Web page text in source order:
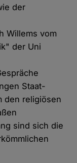
der
Willems vom
der Uni
Staat-
den religiösen
sind sich die